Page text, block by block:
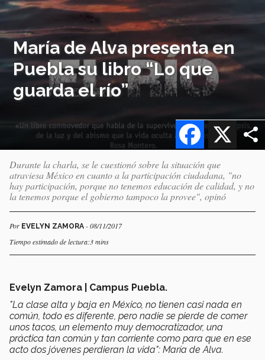
María de Alva presenta en
Puebla su libro “Lo que
guarda el río”
X
Facebook
Durante la charla, se le cuestionó sobre la situación que
atraviesa México en cuanto a la participación ciudadana, "no
hay participación, porque no tenemos educación de calidad, y no
la tenemos porque el gobierno tampoco la provee", opinó
Por EVELYN ZAMORA - 08/11/2017
Tiempo estimado de lectura:3 mins
Evelyn Zamora | Campus Puebla.
"La clase alta y baja en México, no tienen casi nada en
común, todo es diferente, pero nadie se pierde de comer
unos tacos, un elemento muy democratizador, una
práctica tan común y tan corriente como para que en ese
acto dos jóvenes perdieran la vida": María de Alva.